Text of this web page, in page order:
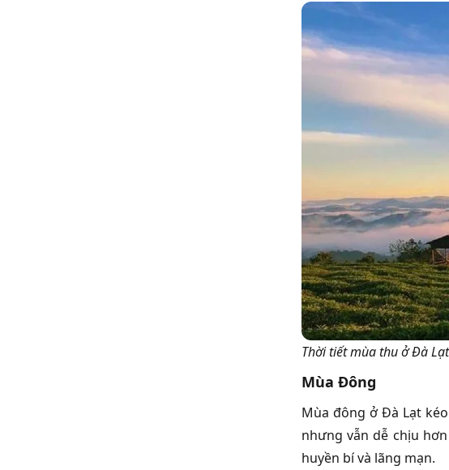
Thời tiết mùa thu ở Đà Lạt
Mùa Đông
Mùa đông ở Đà Lạt
nhưng vẫn dễ chịu
huyền bí và lãng mạn.